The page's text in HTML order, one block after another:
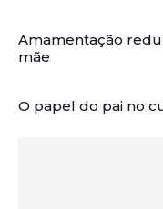
Amamentação
mãe
O papel do pai no